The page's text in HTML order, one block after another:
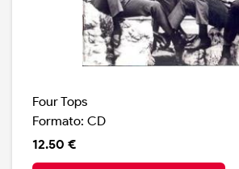
Four Tops
Formato: CD
12.50 €